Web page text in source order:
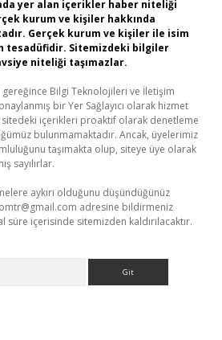
yer alan içerikler haber niteliği
kurum ve kişiler hakkında
Gerçek kurum ve kişiler ile isim
tesadüfidir. Sitemizdeki bilgiler
niteliği taşımazlar.
gereğince Bilgi Teknolojileri ve İletişim
bir Yer Sağlayıcı olarak hizmet
içerikleri proaktif olarak denetleme
bulunmamaktadır. Ancak, üyelerimiz
taşımakta olup, siteye üye olarak
sayılırlar.
aykırı olduğunu düşündüğünüz
adresine bildirmeniz
süre içerisinde sitemizden kaldırılacaktır.